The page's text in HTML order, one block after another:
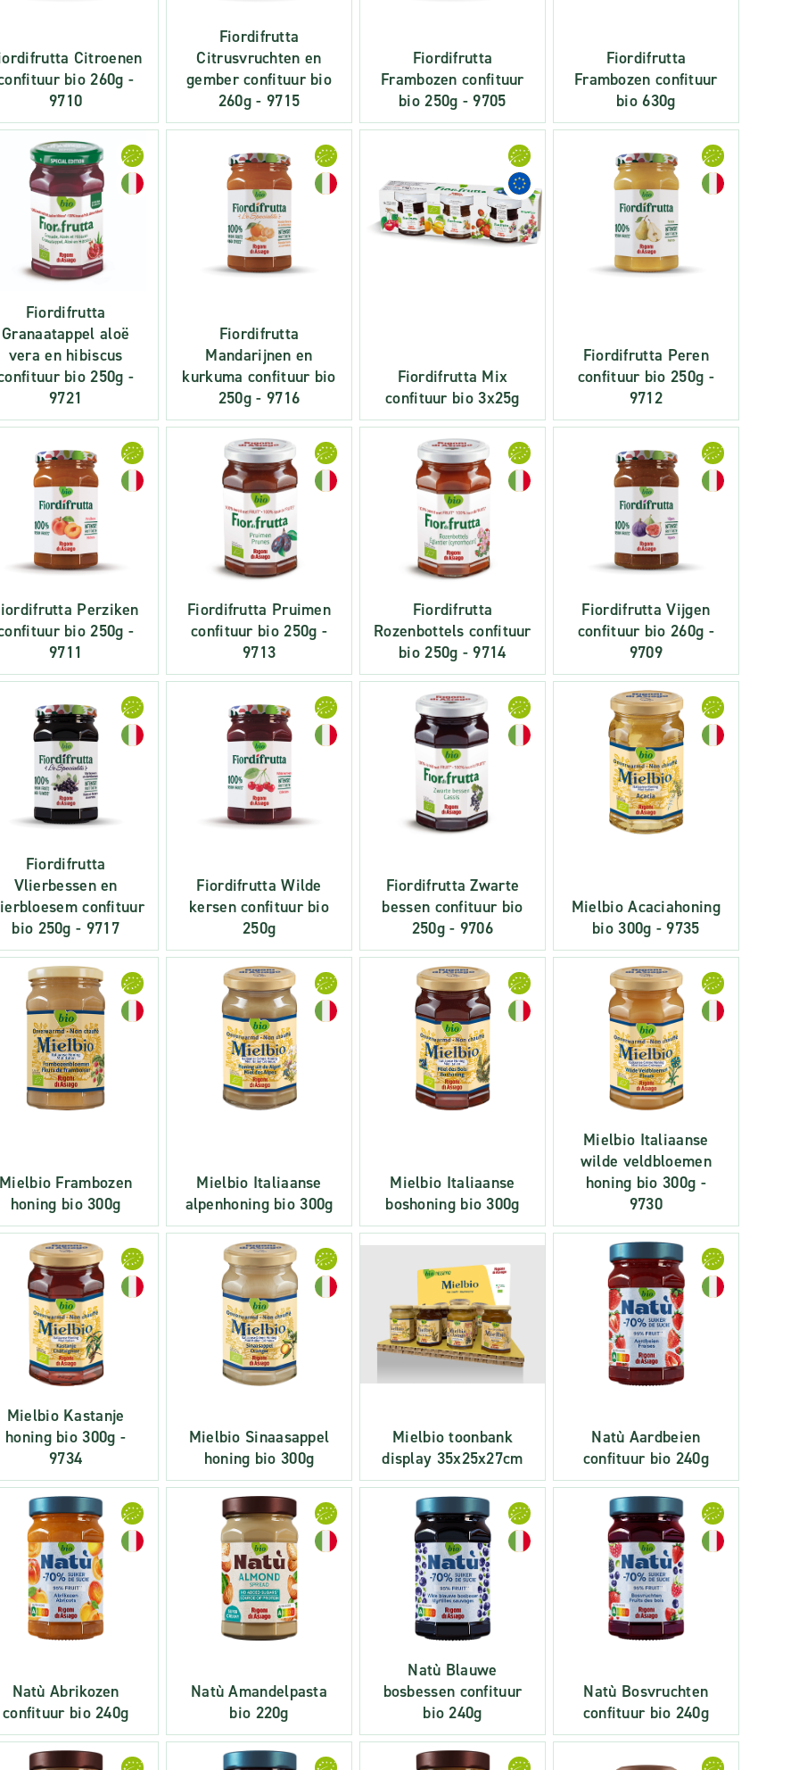
Citroenen
bio 260g -
9710
Fiordifrutta
Citrusvruchten en
gember confituur bio
260g - 9715
Fiordifrutta
Frambozen confituur
bio 250g - 9705
Fiordifrutta
Frambozen confituur
bio 630g
Fiordifrutta
Granaatappel aloë
vera en hibiscus
bio 250g -
9721
Fiordifrutta
Mandarijnen en
kurkuma confituur bio
250g - 9716
Fiordifrutta Mix
confituur bio 3x25g
Fiordifrutta Peren
confituur bio 250g -
9712
Perziken
bio 250g -
9711
Fiordifrutta Pruimen
confituur bio 250g -
9713
Fiordifrutta
Rozenbottels confituur
bio 250g - 9714
Fiordifrutta Vijgen
confituur bio 260g -
9709
Fiordifrutta
Vlierbessen en
confituur
bio 250g - 9717
Fiordifrutta Wilde
kersen confituur bio
250g
Fiordifrutta Zwarte
bessen confituur bio
250g - 9706
Mielbio Acaciahoning
bio 300g - 9735
Mielbio Frambozen
honing bio 300g
Mielbio Italiaanse
alpenhoning bio 300g
Mielbio Italiaanse
boshoning bio 300g
Mielbio Italiaanse
wilde veldbloemen
honing bio 300g -
9730
Mielbio Kastanje
honing bio 300g -
9734
Mielbio Sinaasappel
honing bio 300g
Mielbio toonbank
display 35x25x27cm
Natù Aardbeien
confituur bio 240g
Natù Abrikozen
confituur bio 240g
Natù Amandelpasta
bio 220g
Natù Blauwe
bosbessen confituur
bio 240g
Natù Bosvruchten
confituur bio 240g